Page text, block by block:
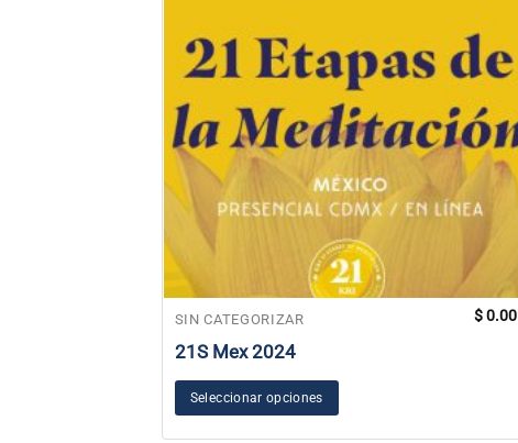
SIN CATEGORIZAR
21S Mex 2024
$0.00
Seleccionar opciones